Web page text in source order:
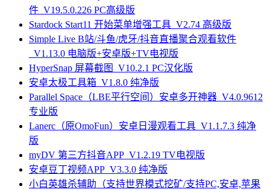
件_V19.5.0.226 PC高级版
Stardock Start11 开始菜单增强工具_V2.74 高级版
Simple Live B站/斗鱼/虎牙/抖音直播聚合观看软件
_V1.13.0 电脑版+安卓版+TV电视版
HyperSnap 屏幕截图_V10.2.1 PC汉化版
安卓太极工具箱_V1.8.0 纯净版
Parallel Space（LBE平行空间）安卓多开神器_V4.0.9612
专业版
Lanerc（原OmoFun）安卓日漫观看工具_V1.1.7.3 纯净
版
myDV 第三方抖音APP_V1.2.19 TV电视版
安卓豆丁视频APP_V3.3.0 纯净版
小白英雄杀辅助（支持世界模式挖矿/支持PC,安卓,苹果